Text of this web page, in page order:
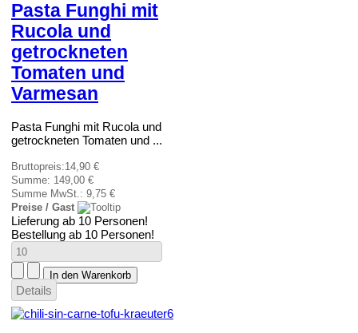
Pasta Funghi mit
Rucola und
getrockneten
Tomaten und
Varmesan
Pasta Funghi mit Rucola und
getrockneten Tomaten und ...
Bruttopreis:14,90 €
Summe: 149,00 €
Summe MwSt.: 9,75 €
Preise / Gast
Lieferung ab 10 Personen!
Bestellung ab 10 Personen!
Details